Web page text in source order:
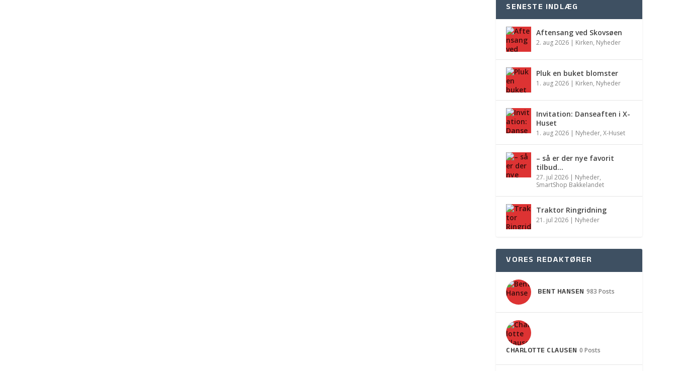
SENESTE INDLÆG
Aftensang ved Skovsøen
2. aug 2026 | Kirken, Nyheder
Pluk en buket blomster
1. aug 2026 | Kirken, Nyheder
Invitation: Danseaften i X-
Huset
1. aug 2026 | Nyheder,X-Huset
– så er der nye favorit
tilbud…
27. jul 2026 | Nyheder,
SmartShop Bakkelandet
Traktor Ringridning
21. jul 2026 | Nyheder
VORES REDAKTØRER
BENT HANSEN 983 Posts
CHARLOTTE CLAUSEN 0 Posts